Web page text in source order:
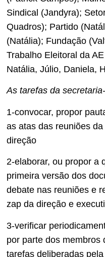
Sindical (Jandyra);
Quadros); Partido
(Natália); Fundação
Trabalho Eleitoral da
Natália, Júlio, Daniela,
As tarefas da
1-convocar, propor
as atas das reuniões
direção
2-elaborar, ou propor a
primeira versão dos
debate nas reuniões e
zap da direção e
3-verificar
por parte dos membros
tarefas deliberadas